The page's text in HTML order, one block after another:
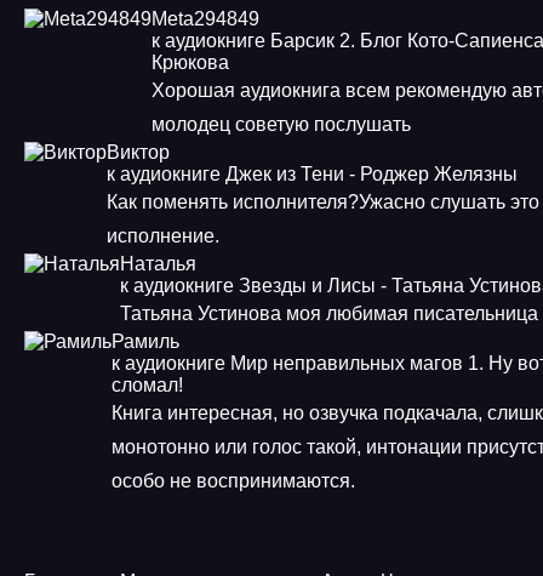
Meta294849
к аудиокниге Барсик 2. Блог Кото-
Крюкова
Хорошая аудиокнига всем рекомендую
молодец советую послушать
Виктор
к аудиокниге Джек из Тени - Роджер Желязны
Как поменять исполнителя?Ужасно слушать это
исполнение.
Наталья
к аудиокниге Звезды и Лисы - Татьяна
Татьяна Устинова моя любимая писательница
Рамиль
к аудиокниге Мир неправильных магов 1. Ну
сломал!
Книга интересная, но озвучка подкачала,
монотонно или голос такой, интонации
особо не воспринимаются.